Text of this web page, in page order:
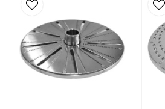
email
E-postadress
Ja, ni får publicera min fråga